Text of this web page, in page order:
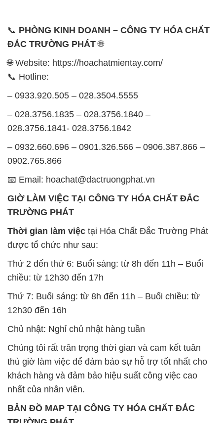
– 0932.660.696 – 0901.326.566 – 0906.387.866 –
0902.765.866
📧 Email: hoachat@dactruongphat.vn
GIỜ LÀM VIỆC TẠI CÔNG TY HÓA CHẤT ĐẮC
TRƯỜNG PHÁT
Thời gian làm việctại Hóa Chất Đắc Trường Phát
được tổ chức như sau:
Thứ 2 đến thứ 6: Buổi sáng: từ 8h đến 11h – Buổi
chiều: từ 12h30 đến 17h
Thứ 7: Buổi sáng: từ 8h đến 11h – Buổi chiều: từ
Chủ nhật: Nghỉ chủ nhật hàng tuần
Chúng tôi rất trân trọng thời gian và cam kết tuân
thủ giờ làm việc để đảm bảo sự hỗ trợ tốt nhất cho
nhất của nhân viên.
TRƯỜNG PHÁT
Đông B, Quận Bình Tân, Sài Gòn TP. Hồ Chí
Minh